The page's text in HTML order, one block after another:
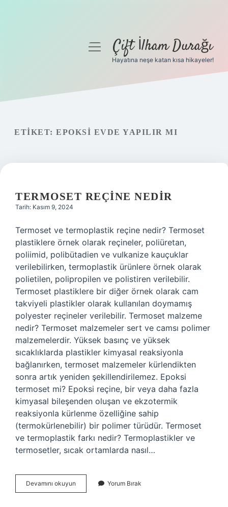
Gizlilik Politikası
menüyüÇift İlham Durağı
Hayatına neşe katan kısa hikayeler!
ETIKET: EPOKSI EVDE YAPILIR MI
TERMOSET REÇINE NEDIR
Tarih: Kasım 9, 2024
Termoset ve termoplastik reçine nedir? Termoset
plastiklere örnek olarak reçineler, poliüretan,
poliimid, polibütadien ve vulkanize kauçuklar
verilebilirken, termoplastik ürünlere örnek olarak
polietilen, polipropilen ve polistiren verilebilir.
Termoset plastiklere bir diğer örnek olarak cam
takviyeli plastikler olarak kullanılan doymamış
polyester reçineler verilebilir. Termoset malzeme
nedir? Termoset malzemeler sert ve camsı polimer
malzemelerdir. Yüksek basınç ve yüksek
sıcaklıklarda plastikler kimyasal reaksiyonla
bağlanırken, termoset malzemeler kürlendikten
sonra artık yeniden şekillendirilemez. Epoksi
termoset mi? Epoksi reçine, bir veya daha fazla
kimyasal bileşenden oluşan ve ekzotermik
reaksiyonla kürlenme özelliğine sahip
(termokürlenebilir) bir polimer türüdür. Termoset
ve termoplastik farkı nedir? Termoplastikler ve
termosetler, sıcak ortamlarda nasıl…
Devamını okuyun Termoset
Reçine
Yorum Bırak